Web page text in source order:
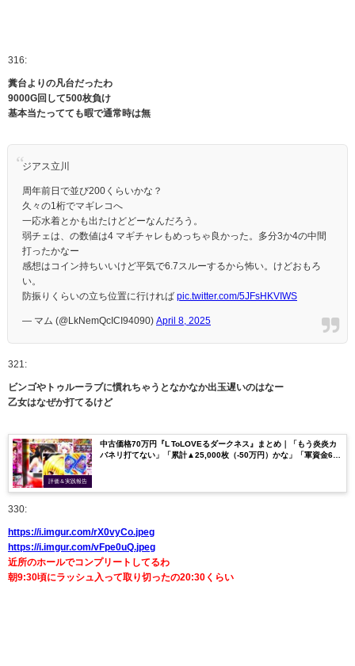
316:
糞台よりの凡台だったわ
9000G回して500枚負け
基本当たってても暇で通常時は無
ジアス立川
周年前日で並び200くらいかな？
久々の1桁でマギレコへ
一応水着とかも出たけどどーなんだろう。
弱チェは、の数値は4 マギチャレもめっちゃ良かった。多分3か4の中間
打ったかなー
感想はコイン持ちいいけど平気で6.7スルーするから怖い。けどおもろ
い。
防振りくらいの立ち位置に行ければ pic.twitter.com/5JFsHKVIWS
— マム (@LkNemQcICI94090) April 8, 2025
321:
ビンゴやトゥルーラブに慣れちゃうとなかなか出玉遅いのはなー
乙女はなぜか打てるけど
評価＆実践報告
中古価格70万円『L ToLOVEるダークネス』まとめ｜「もう炎炎カ
バネリ打てない」「累計▲25,000枚（-50万円）かな」「軍資金6万
330:
https://i.imgur.com/rX0vyCo.jpeg
https://i.imgur.com/vFpe0uQ.jpeg
近所のホールでコンプリートしてるわ
朝9:30頃にラッシュ入って取り切ったの20:30くらい